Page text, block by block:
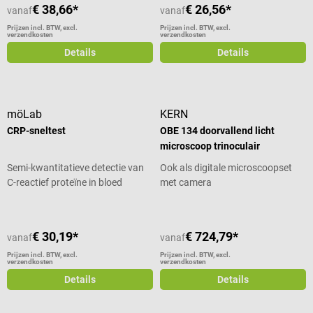
gebruikt om troponine op te
sporen in niet-gecoaguleerd
(EDTA of heparine) veneus
volbloed. Daartoe bevat de test
cardiaal troponine T. Deze
antilichamen vormen met het
troponine T een eiwit. Deze
met het troponine T: de
de concentratie van de troponine
wordt de detectielijn na ongeveer
minuten rood en is het resultaat
vanaf€ 38,66*
Prijzen incl. BTW, excl.
verzendkosten
Details
vanaf€ 26,56*
Prijzen incl. BTW, excl.
verzendkosten
Details
möLab
CRP-sneltest
Semi-kwantitatieve detectie van
C-reactief proteïne in bloed
vanaf€ 30,19*
Prijzen incl. BTW, excl.
verzendkosten
Details
KERN
OBE 134 doorvallend licht
microscoop trinoculair
Ook als digitale microscoopset
met camera
vanaf€ 724,79*
Prijzen incl. BTW, excl.
verzendkosten
Details